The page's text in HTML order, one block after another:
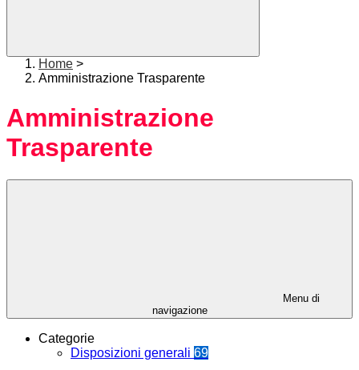
Home >
Amministrazione Trasparente
Amministrazione
Trasparente
Menu di
navigazione
Categorie
Disposizioni generali 69